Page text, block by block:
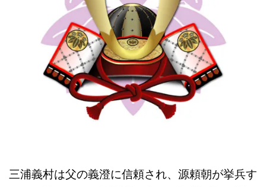
三浦義村は父の義澄に信頼され、源頼朝が挙兵す